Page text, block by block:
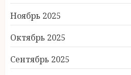
Ноябрь 2025
Октябрь 2025
Сентябрь 2025